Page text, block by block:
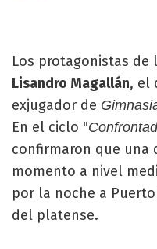
Los protagonistas de
Lisandro Magallán, el
exjugador de
En el ciclo "
confirmaron que una
momento a nivel
por la noche a
del platense.